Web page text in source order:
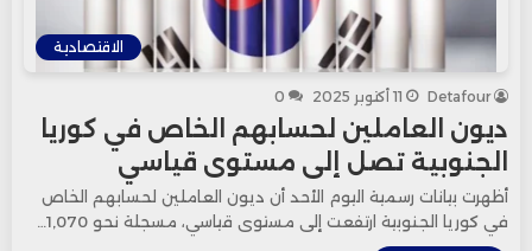
الاقتصادية
Detafour 11 أكتوبر 2025 0
ديون العاملين لحسابهم الخاص في كوريا
الجنوبية تصل إلى مستوى قياسي
أظهرت بيانات رسمية اليوم الأحد أن ديون العاملين لحسابهم الخاص
في كوريا الجنوبية ارتفعت إلى مستوى قياسي، مسجلة نحو 1,070…